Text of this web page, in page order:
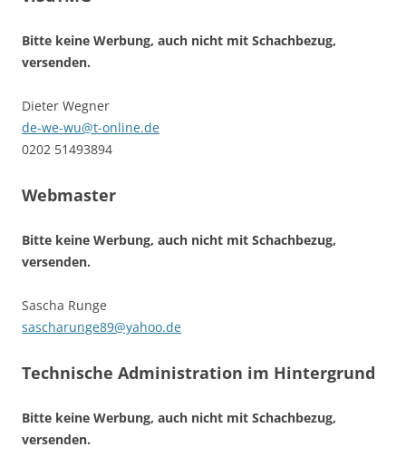
Bitte keine Werbung, auch nicht mit Schachbezug,
versenden.
Dieter Wegner
de-we-wu@t-online.de
0202 51493894
Webmaster
Bitte keine Werbung, auch nicht mit Schachbezug,
versenden.
Sascha Runge
sascharunge89@yahoo.de
Technische Administration im Hintergrund
Bitte keine Werbung, auch nicht mit Schachbezug,
versenden.